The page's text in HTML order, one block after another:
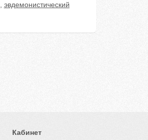
эвдемонистический
Кабинет